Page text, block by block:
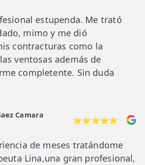
estupenda. Me trató
mimo y me dió
contracturas como la
ventosas además de
completente. Sin duda
Camara
⭐⭐⭐⭐⭐
de meses tratándome
Lina,una gran profesional,